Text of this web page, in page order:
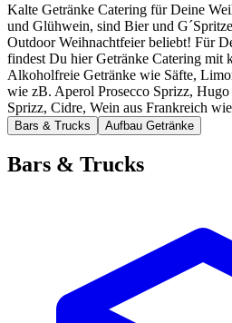
Kalte Getränke Catering für Deine
und Glühwein, sind Bier und
Outdoor Weihnachtfeier beliebt! Für
findest Du hier Getränke Catering mit
Alkoholfreie Getränke wie Säfte,
wie zB. Aperol Prosecco Sprizz,
Sprizz, Cidre, Wein aus Frankreich
Bars & Trucks Aufbau Getränke
Bars & Trucks